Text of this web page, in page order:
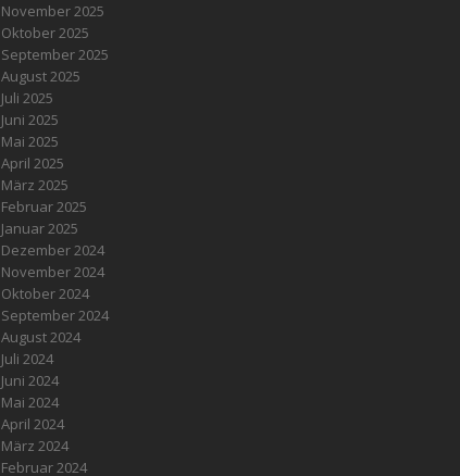
November 2025
Oktober 2025
September 2025
August 2025
Juli 2025
Juni 2025
Mai 2025
April 2025
März 2025
Februar 2025
Januar 2025
Dezember 2024
November 2024
Oktober 2024
September 2024
August 2024
Juli 2024
Juni 2024
Mai 2024
April 2024
März 2024
Februar 2024